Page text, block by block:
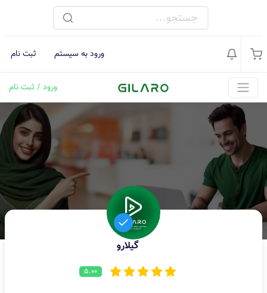
ورود به سیستم ثبت نام
ورود / ثبت نام
گیلارو
5.00